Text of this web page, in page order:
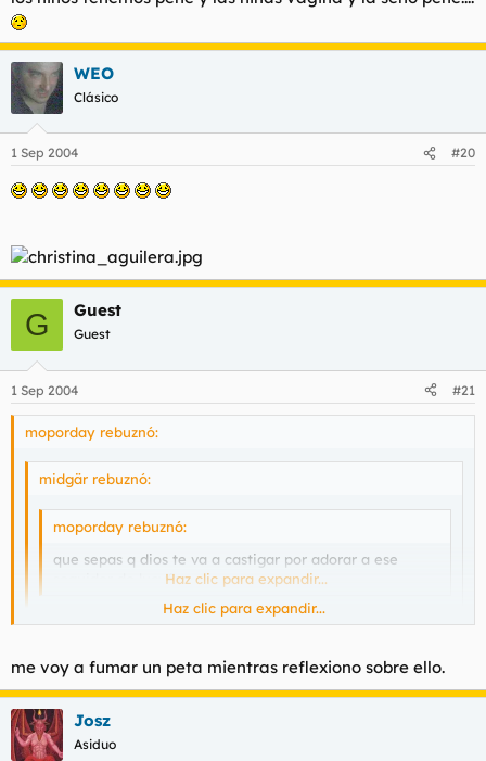
WEO
Clásico
1 Sep 2004 #20
G Guest
Guest
1 Sep 2004 #21
moporday rebuznó:
midgär rebuznó:
moporday rebuznó:
que sepas q dios te va a castigar por adorar a ese
seguidor de lucyfer.....Haz clic para expandir...
los niños tenemos pene y las niñas vagina y la seño pene....
Haz clic para expandir...
me voy a fumar un peta mientras reflexiono sobre ello.
Josz
Asiduo